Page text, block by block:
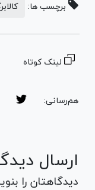
برچسب ها:
لینک کوتاه
هم‌رسانی:
ارسال
دیدگاهتان را